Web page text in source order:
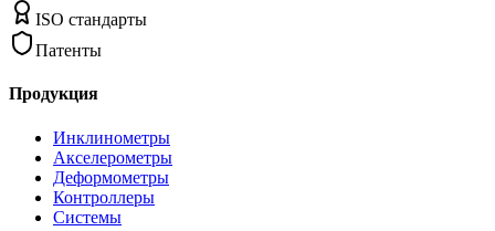
ISO стандарты
Патенты
Продукция
Инклинометры
Акселерометры
Деформометры
Контроллеры
Системы